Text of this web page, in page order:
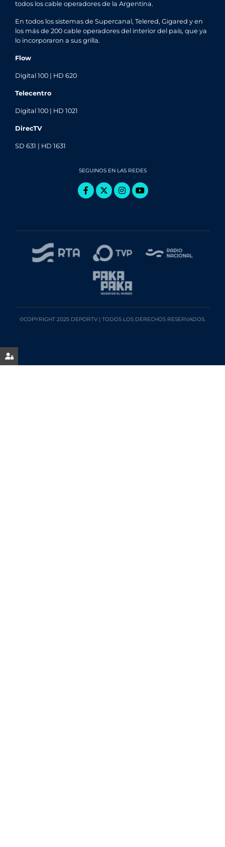
todos los cable operadores de la Argentina.
En todos los sistemas de Supercanal, Telered, Gigared y en
los más de 200 cable operadores del interior del país, que ya
lo incorporaron a sus grilla.
Flow
Digital 100 | HD 620
Telecentro
Digital 100 | HD 1021
DirecTV
SD 631 | HD 1631
SEGUINOS EN LAS REDES
©COPYRIGHT 2025 DEPORTV | TODOS LOS DERECHOS RESERVADOS.